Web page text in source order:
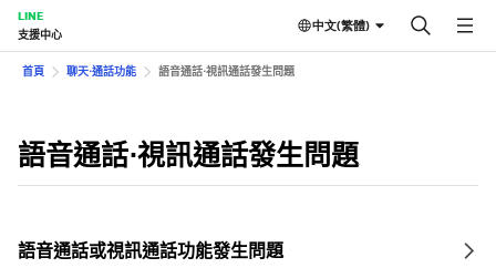
LINE
支援中心
中文(繁體)
首頁 聊天⋅通話功能 語音通話⋅視訊通話發生問題
語音通話⋅視訊通話發生問題
語音通話或視訊通話功能發生問題